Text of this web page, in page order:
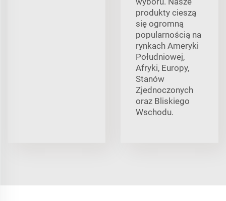
produkty cieszą
się ogromną
popularnością na
rynkach Ameryki
Południowej,
Afryki, Europy,
Stanów
Zjednoczonych
oraz Bliskiego
Wschodu.